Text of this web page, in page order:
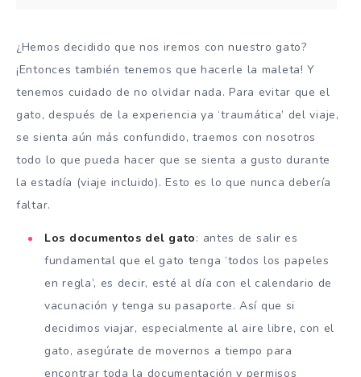
¿Hemos decidido que nos iremos con nuestro gato?
¡Entonces también tenemos que hacerle la maleta! Y
tenemos cuidado de no olvidar nada. Para evitar que el
gato, después de la experiencia ya ‘traumática’ del viaje,
se sienta aún más confundido, traemos con nosotros
todo lo que pueda hacer que se sienta a gusto durante
la estadía (viaje incluido). Esto es lo que nunca debería
faltar.
Los documentos del gato: antes de salir es
fundamental que el gato tenga ‘todos los papeles
en regla’, es decir, esté al día con el calendario de
vacunación y tenga su pasaporte. Así que si
decidimos viajar, especialmente al aire libre, con el
gato, asegúrate de movernos a tiempo para
encontrar toda la documentación y permisos